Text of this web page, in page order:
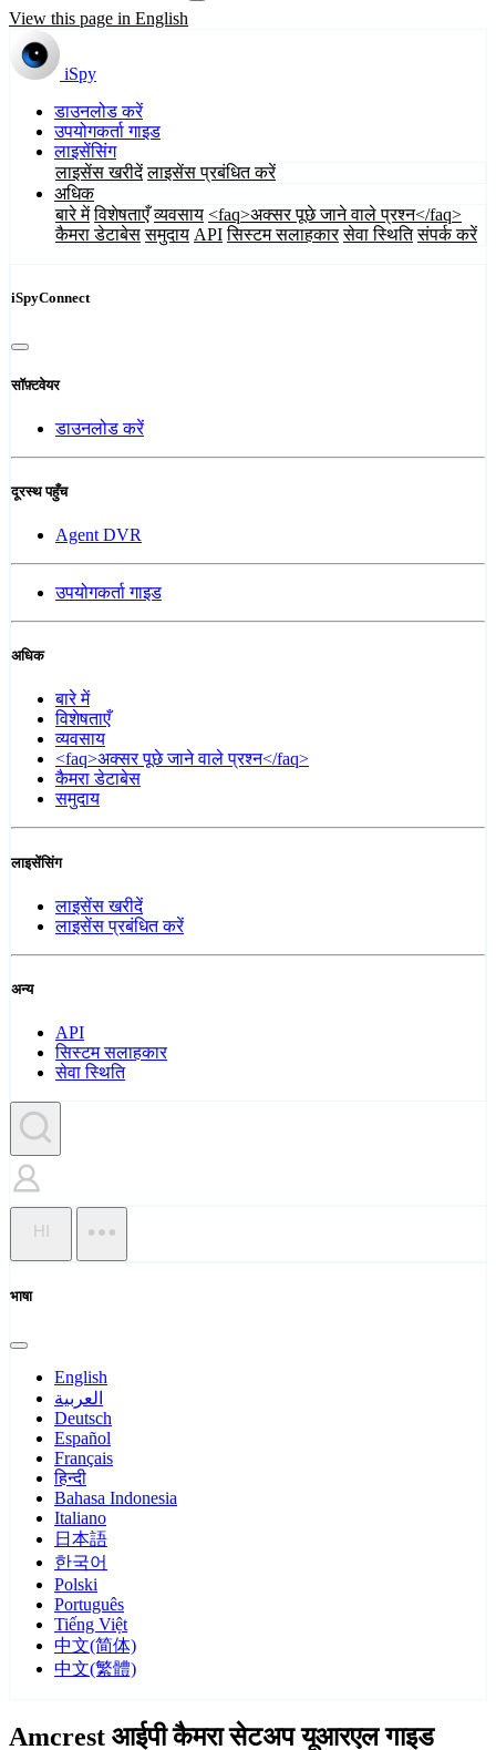
View this page in English
iSpy
डाउनलोड करें
उपयोगकर्ता गाइड
लाइसेंसिंग
लाइसेंस खरीदें लाइसेंस प्रबंधित करें
अधिक
बारे में विशेषताएँ व्यवसाय <faq>अक्सर पूछे जाने वाले प्रश्न</faq>
कैमरा डेटाबेस समुदाय API सिस्टम सलाहकार सेवा स्थिति संपर्क करें
iSpyConnect
सॉफ़्टवेयर
डाउनलोड करें
दूरस्थ पहुँच
Agent DVR
उपयोगकर्ता गाइड
अधिक
बारे में
विशेषताएँ
व्यवसाय
<faq>अक्सर पूछे जाने वाले प्रश्न</faq>
कैमरा डेटाबेस
समुदाय
लाइसेंसिंग
लाइसेंस खरीदें
लाइसेंस प्रबंधित करें
अन्य
API
सिस्टम सलाहकार
सेवा स्थिति
HI
भाषा
English
العربية
Deutsch
Español
Français
हिन्दी
Bahasa Indonesia
Italiano
日本語
한국어
Polski
Português
Tiếng Việt
中文(简体)
中文(繁體)
Amcrest आईपी कैमरा सेटअप यूआरएल गाइड